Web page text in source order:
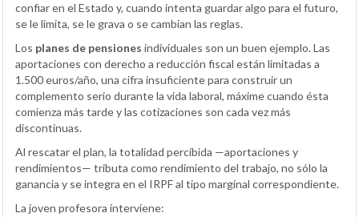
confiar en el Estado y, cuando intenta guardar algo para el futuro,
se le limita, se le grava o se cambian las reglas.
Los planes de pensiones individuales son un buen ejemplo. Las
aportaciones con derecho a reducción fiscal están limitadas a
1.500 euros/año, una cifra insuficiente para construir un
complemento serio durante la vida laboral, máxime cuando ésta
comienza más tarde y las cotizaciones son cada vez más
discontinuas.
Al rescatar el plan, la totalidad percibida —aportaciones y
rendimientos— tributa como rendimiento del trabajo, no sólo la
ganancia y se integra en el IRPF al tipo marginal correspondiente.
La joven profesora interviene: